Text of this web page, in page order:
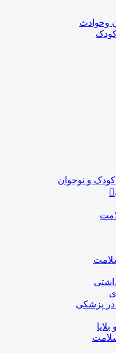
وحوادث
کودک
و نوجوان
در پزشکی